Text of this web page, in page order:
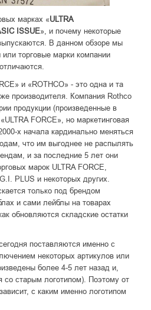
марках «ULTRA
ISSUE», и почему некоторые
В данном обзоре мы
торговые марки компании
и «ROTHCO» - это одна и та
производителя. Компания Rothco
продукции (произведенные в
FORCE», но маркетинговая
х начала кардинально меняться
что им выгоднее не распылять
и за последние 5 лет они
марок ULTRA FORCE,
PLUS и некоторых других.
только под брендом
и сами лейблы на товарах
обновляются складские остатки
поставляются именно с
некоторых артикулов или
более 4-5 лет назад и,
со старым логотипом). Поэтому от
с каким именно логотипом